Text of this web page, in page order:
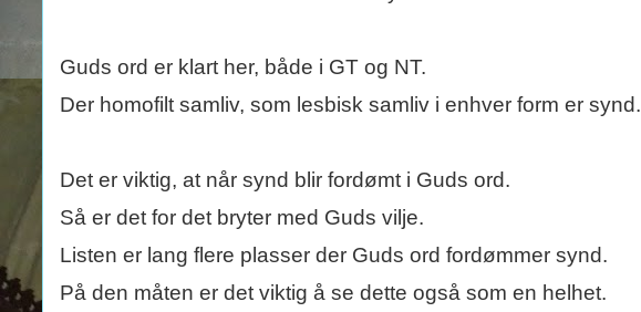
Guds ord er klart her, både i GT og NT.
Der homofilt samliv, som lesbisk samliv i enhver form er synd.
Det er viktig, at når synd blir fordømt i Guds ord.
Så er det for det bryter med Guds vilje.
Listen er lang flere plasser der Guds ord fordømmer synd.
På den måten er det viktig å se dette også som en helhet.